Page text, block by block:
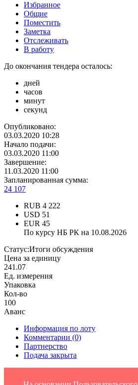
Избранное
Общие
Поместить
Заметка
Отслеживать
В работу
До окончания тендера осталось:
дней
часов
минут
секунд
Опубликовано:
03.03.2020 10:28
Начало подачи:
03.03.2020 11:00
Завершение:
11.03.2020 11:00
Запланированная сумма:
24 107
RUB 4 222
USD 51
EUR 45
По курсу НБ РК на 10.08.2026
Статус:Итоги обсуждения
Цена за единицу
241.07
Ед. измерения
Упаковка
Кол-во
100
Аванс
Информация по лоту
Комментарии (0)
Партнерство
Подача закрыта